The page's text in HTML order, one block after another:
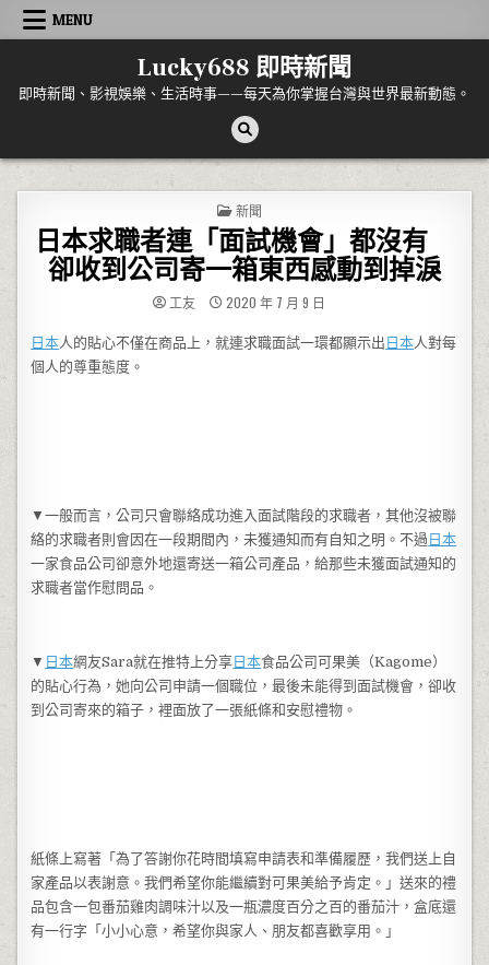
Skip to content
MENU
Lucky688 即時新聞
即時新聞、影視娛樂、生活時事——每天為你掌握台灣與世界最新動態。
POSTED IN
新聞
日本求職者連「面試機會」都沒有
卻收到公司寄一箱東西感動到掉淚
工友 2020 年 7 月 9 日
日本人的貼心不僅在商品上，就連求職面試一環都顯示出 日本人對每
個人的尊重態度。
▼一般而言，公司只會聯絡成功進入面試階段的求職者，其他沒被聯
絡的求職者則會因在一段期間內，未獲通知而有自知之明。不過 日本
一家食品公司卻意外地還寄送一箱公司產品，給那些未獲面試通知的
求職者當作慰問品。
▼ 日本網友Sara就在推特上分享 日本食品公司可果美（Kagome）
的貼心行為，她向公司申請一個職位，最後未能得到面試機會，卻收
到公司寄來的箱子，裡面放了一張紙條和安慰禮物。
紙條上寫著「為了答謝你花時間填寫申請表和準備履歷，我們送上自
家產品以表謝意。我們希望你能繼續對可果美給予肯定。」送來的禮
品包含一包番茄雞肉調味汁以及一瓶濃度百分之百的番茄汁，盒底還
有一行字「小小心意，希望你與家人、朋友都喜歡享用。」